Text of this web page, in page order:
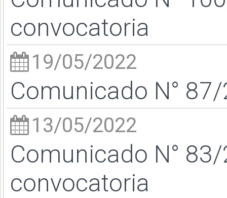
convocatoria
19/05/2022
Comunicado N°
13/05/2022
Comunicado N°
convocatoria